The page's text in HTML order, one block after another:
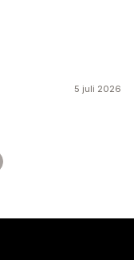
5 juli 2026